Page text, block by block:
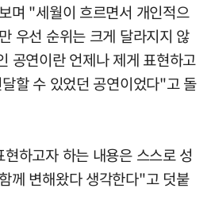
며 "세월이 흐르면서 개인적으
우선 순위는 크게 달라지지 않
공연이란 언제나 제게 표현하고
할 수 있었던 공연이었다"고 돌
하고자 하는 내용은 스스로 성
께 변해왔다 생각한다"고 덧붙